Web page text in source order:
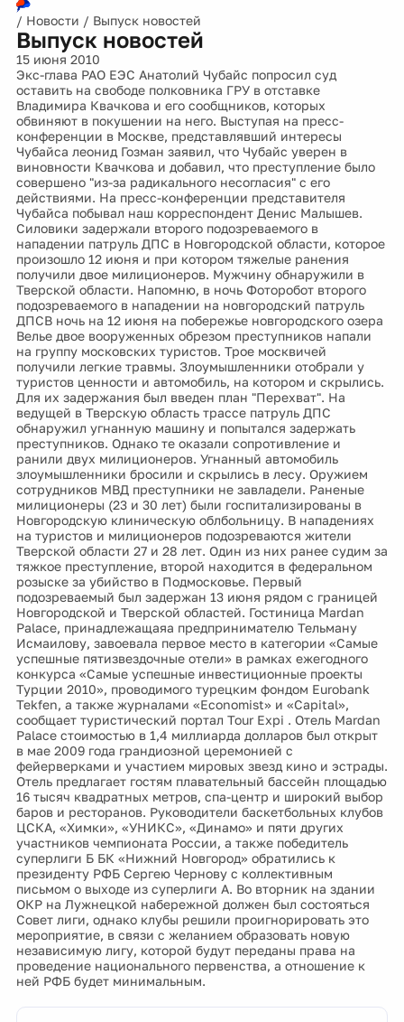
/ Новости / Выпуск новостей
Выпуск новостей
15 июня 2010
Экс-глава РАО ЕЭС Анатолий Чубайс попросил суд
оставить на свободе полковника ГРУ в отставке
Владимира Квачкова и его сообщников, которых
обвиняют в покушении на него. Выступая на пресс-
конференции в Москве, представлявший интересы
Чубайса леонид Гозман заявил, что Чубайс уверен в
виновности Квачкова и добавил, что преступление было
совершено "из-за радикального несогласия" с его
действиями. На пресс-конференции представителя
Чубайса побывал наш корреспондент Денис Малышев.
Силовики задержали второго подозреваемого в
нападении патруль ДПС в Новгородской области, которое
произошло 12 июня и при котором тяжелые ранения
получили двое милиционеров. Мужчину обнаружили в
Тверской области. Напомню, в ночь Фоторобот второго
подозреваемого в нападении на новгородский патруль
ДПСВ ночь на 12 июня на побережье новгородского озера
Велье двое вооруженных обрезом преступников напали
на группу московских туристов. Трое москвичей
получили легкие травмы. Злоумышленники отобрали у
туристов ценности и автомобиль, на котором и скрылись.
Для их задержания был введен план "Перехват". На
ведущей в Тверскую область трассе патруль ДПС
обнаружил угнанную машину и попытался задержать
преступников. Однако те оказали сопротивление и
ранили двух милиционеров. Угнанный автомобиль
злоумышленники бросили и скрылись в лесу. Оружием
сотрудников МВД преступники не завладели. Раненые
милиционеры (23 и 30 лет) были госпитализированы в
Новгородскую клиническую облбольницу. В нападениях
на туристов и милиционеров подозреваются жители
Тверской области 27 и 28 лет. Один из них ранее судим за
тяжкое преступление, второй находится в федеральном
розыске за убийство в Подмосковье. Первый
подозреваемый был задержан 13 июня рядом с границей
Новгородской и Тверской областей. Гостиница Mardan
Palace, принадлежащаяа предпринимателю Тельману
Исмаилову, завоевала первое место в категории «Самые
успешные пятизвездочные отели» в рамках ежегодного
конкурса «Самые успешные инвестиционные проекты
Турции 2010», проводимого турецким фондом Eurobank
Tekfen, а также журналами «Economist» и «Capital»,
сообщает туристический портал Tour Expi . Отель Mardan
Palace стоимостью в 1,4 миллиарда долларов был открыт
в мае 2009 года грандиозной церемонией с
фейерверками и участием мировых звезд кино и эстрады.
Отель предлагает гостям плавательный бассейн площадью
16 тысяч квадратных метров, спа-центр и широкий выбор
баров и ресторанов. Руководители баскетбольных клубов
ЦСКА, «Химки», «УНИКС», «Динамо» и пяти других
участников чемпионата России, а также победитель
суперлиги Б БК «Нижний Новгород» обратились к
президенту РФБ Сергею Чернову с коллективным
письмом о выходе из суперлиги А. Во вторник на здании
ОКР на Лужнецкой набережной должен был состояться
Совет лиги, однако клубы решили проигнорировать это
мероприятие, в связи с желанием образовать новую
независимую лигу, которой будут переданы права на
проведение национального первенства, а отношение к
ней РФБ будет минимальным.